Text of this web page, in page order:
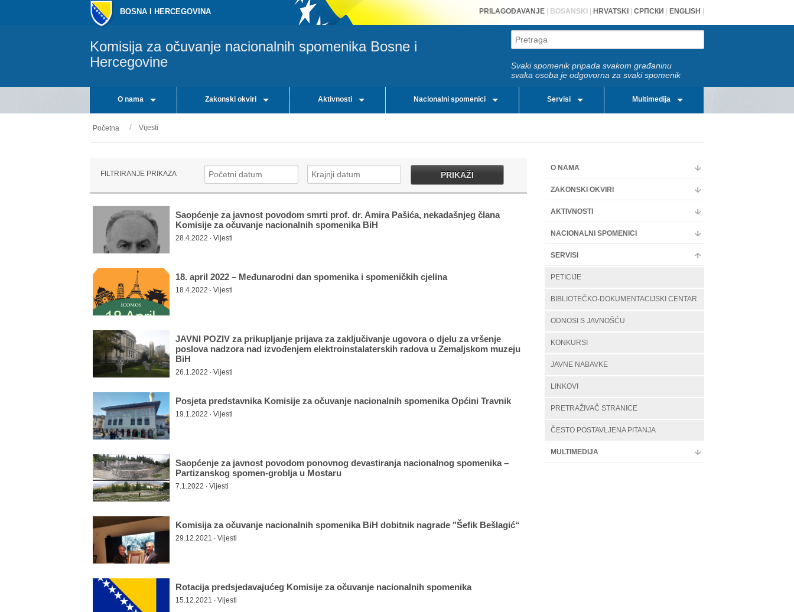
BOSNA I HERCEGOVINA PRILAGOĐAVANJE BOSANSKI HRVATSKI СРПСКИ ENGLISH
Komisija za očuvanje nacionalnih spomenika Bosne i
Hercegovine
Svaki spomenik pripada svakom građaninu
svaka osoba je odgovorna za svaki spomenik
O nama Zakonski okviri Aktivnosti Nacionalni spomenici Servisi Multimedija
Početna Vijesti
FILTRIRANJE PRIKAZA PRIKAŽI
Saopćenje za javnost povodom smrti prof. dr. Amira Pašića, nekadašnjeg člana
Komisije za očuvanje nacionalnih spomenika BiH
28.4.2022 ∙ Vijesti
18. april 2022 – Međunarodni dan spomenika i spomeničkih cjelina
18.4.2022 ∙ Vijesti
JAVNI POZIV za prikupljanje prijava za zaključivanje ugovora o djelu za vršenje
poslova nadzora nad izvođenjem elektroinstalaterskih radova u Zemaljskom muzeju
BiH
26.1.2022 ∙ Vijesti
Posjeta predstavnika Komisije za očuvanje nacionalnih spomenika Općini Travnik
19.1.2022 ∙ Vijesti
Saopćenje za javnost povodom ponovnog devastiranja nacionalnog spomenika –
Partizanskog spomen-groblja u Mostaru
7.1.2022 ∙ Vijesti
Komisija za očuvanje nacionalnih spomenika BiH dobitnik nagrade "Šefik Bešlagić“
29.12.2021 ∙ Vijesti
Rotacija predsjedavajućeg Komisije za očuvanje nacionalnih spomenika
15.12.2021 ∙ Vijesti
O NAMA
ZAKONSKI OKVIRI
AKTIVNOSTI
NACIONALNI SPOMENICI
SERVISI
PETICIJE
BIBLIOTEČKO-DOKUMENTACIJSKI CENTAR
ODNOSI S JAVNOŠĆU
KONKURSI
JAVNE NABAVKE
LINKOVI
PRETRAŽIVAČ STRANICE
ČESTO POSTAVLJENA PITANJA
MULTIMEDIJA